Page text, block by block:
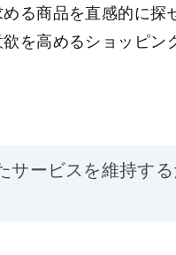
る商品を直感的に探
欲を高めるショッピン
サービスを維持す